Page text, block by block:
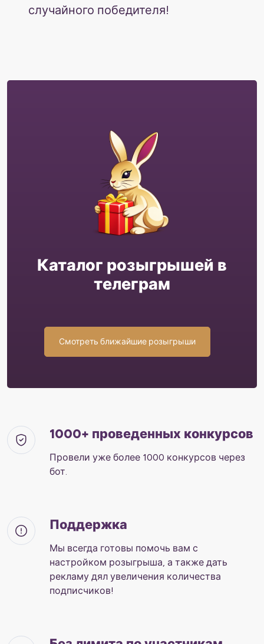
случайного победителя!
Каталог розыгрышей в
телеграм
Смотреть ближайшие розыгрыши
1000+ проведенных конкурсов
Провели уже более 1000 конкурсов через
бот.
Поддержка
Мы всегда готовы помочь вам с
настройком розыгрыша, а также дать
рекламу дял увеличения количества
подписчиков!